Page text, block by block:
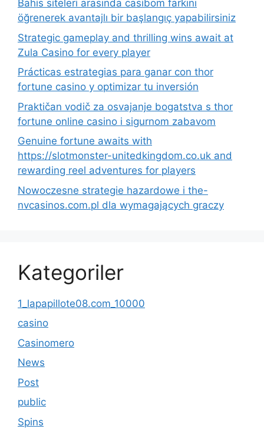
Bahis siteleri arasında casibom farkını
öğrenerek avantajlı bir başlangıç yapabilirsiniz
Strategic gameplay and thrilling wins await at
Zula Casino for every player
Prácticas estrategias para ganar con thor
fortune casino y optimizar tu inversión
Praktičan vodič za osvajanje bogatstva s thor
fortune online casino i sigurnom zabavom
Genuine fortune awaits with
https://slotmonster-unitedkingdom.co.uk and
rewarding reel adventures for players
Nowoczesne strategie hazardowe i the-
nvcasinos.com.pl dla wymagających graczy
Kategoriler
1_lapapillote08.com_10000
casino
Casinomero
News
Post
public
Spins